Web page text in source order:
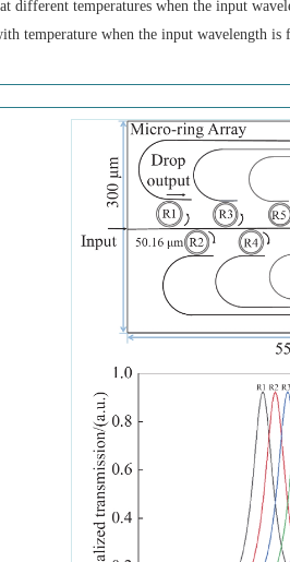
different temperatures when the input
temperature when the input wavelength is